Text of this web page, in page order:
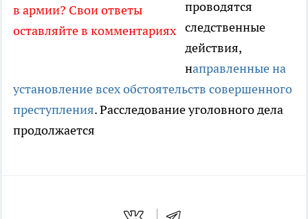
в армии? Свои ответы
оставляйте в комментариях
проводятся
следственные
действия,
направленные на
установление всех обстоятельств совершенного
преступления. Расследование уголовного дела
продолжается